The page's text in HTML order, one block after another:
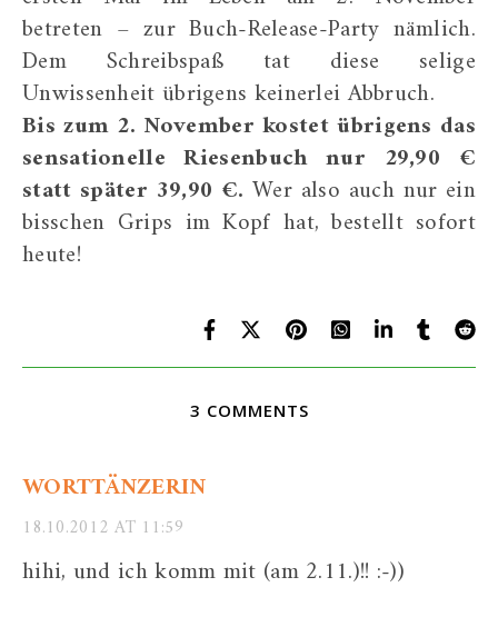
betreten – zur Buch-Release-Party nämlich.
Dem Schreibspaß tat diese selige
Unwissenheit übrigens keinerlei Abbruch.
Bis zum 2. November kostet übrigens das
sensationelle Riesenbuch nur 29,90 €
statt später 39,90 €. Wer also auch nur ein
bisschen Grips im Kopf hat, bestellt sofort
heute!
3 COMMENTS
WORTTÄNZERIN
18.10.2012 AT 11:59
hihi, und ich komm mit (am 2.11.)!! :-))